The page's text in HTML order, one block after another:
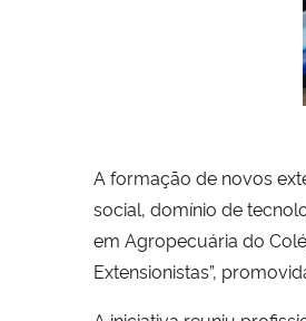
A formação de novos
social, domínio de
em Agropecuária do
Extensionistas”,